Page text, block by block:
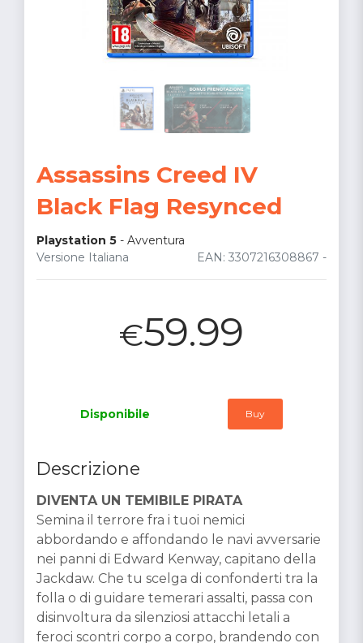
Assassins Creed IV
Black Flag Resynced
Playstation 5 - Avventura
EAN: 3307216308867 -
Versione Italiana
€59.99
Disponibile Buy
Descrizione
DIVENTA UN TEMIBILE PIRATA
Semina il terrore fra i tuoi nemici
abbordando e affondando le navi avversarie
nei panni di Edward Kenway, capitano della
Jackdaw. Che tu scelga di confonderti tra la
folla o di guidare temerari assalti, passa con
disinvoltura da silenziosi attacchi letali a
feroci scontri corpo a corpo, brandendo con